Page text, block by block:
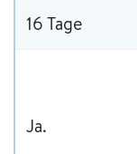
16 Tage
Ja.